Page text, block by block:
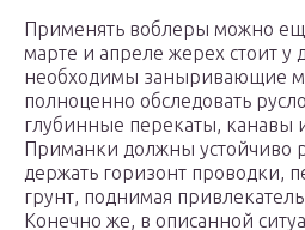
Применять воблеры можно
марте и апреле жерех стоит у
необходимы заныривающие
полноценно обследовать
глубинные перекаты, канавы
Приманки должны устойчиво
держать горизонт проводки,
грунт, поднимая
Конечно же, в описанной